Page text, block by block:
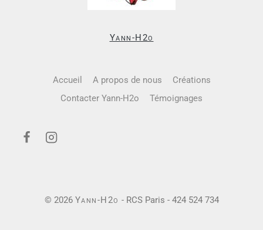
Yann-H2o
Accueil A propos de nous
Créations
Contacter Yann-H2o
Témoignages
© 2026 Yann-H2o - RCS Paris - 424 524 734